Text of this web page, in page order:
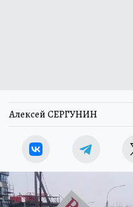
Алексей СЕРГУНИН